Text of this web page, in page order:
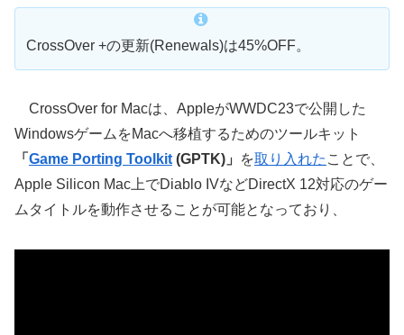
CrossOver +の更新(Renewals)は45%OFF。
CrossOver for Macは、AppleがWWDC23で公開した
WindowsゲームをMacへ移植するためのツールキット
「 Game Porting Toolkit (GPTK)」 を取り入れた ことで、
Apple Silicon Mac上でDiablo IVなどDirectX 12対応のゲー
ムタイトルを動作させることが可能となっており、